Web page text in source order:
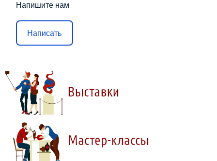
Напишите нам
Написать